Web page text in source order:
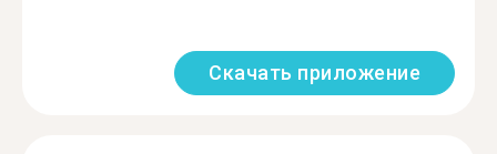
Скачать приложение